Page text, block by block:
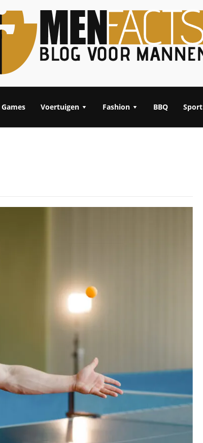
Games Voertuigen Fashion BBQ Sport